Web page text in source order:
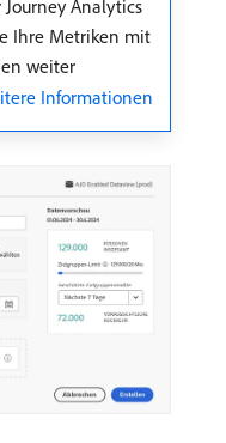
Analytics
Ihre Metriken mit
weiter
Informationen